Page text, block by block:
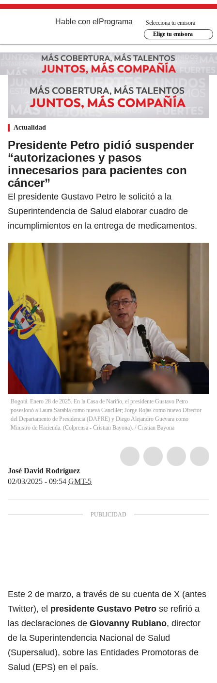
Hable con el Programa
Selecciona tu emisora
Elige tu emisora
Actualidad
Presidente Petro pidió suspender
“autorizaciones y pasos
innecesarios para pacientes con
cáncer”
El presidente Gustavo Petro le solicitó a la
Superintendencia de Salud elaborar cuadro de
incumplimientos en la entrega de medicamentos.
Bogotá. Enero 28 de 2025. En la Casa de Nariño, el presidente Gustavo Petro
posesionó a Laura Sarabia como nueva Canciller; Jorge Rojas como nuevo Director
del Departamento de Presidencia (DAPRE) y Diego Alejandro Guevara como
Ministro de Hacienda. (Colprensa - Cristian Bayona). / Cristian Bayona
José David Rodríguez
02/03/2025 - 09:54 GMT-5
Este 2 de marzo, a través de su cuenta de X (antes
Twitter), el presidente Gustavo Petro se refirió a
las declaraciones de Giovanny Rubiano, director
de la Superintendencia Nacional de Salud
(Supersalud), sobre las Entidades Promotoras de
Salud (EPS) en el país.